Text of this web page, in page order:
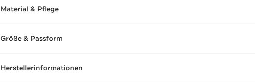
Material & Pflege
Größe & Passform
Herstellerinformationen